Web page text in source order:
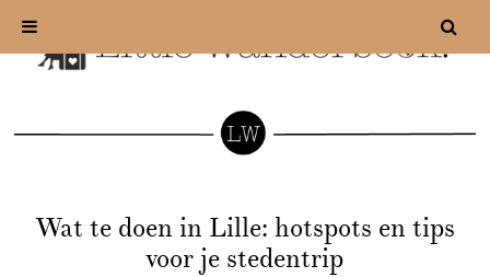
Wat te doen in Lille: hotspots en tips
voor je stedentrip